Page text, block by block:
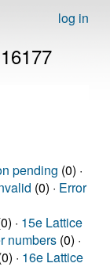
log in
pending (0) ·
(0) · Error
· 15e Lattice
numbers (0) ·
· 16e Lattice